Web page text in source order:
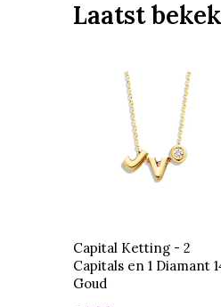
Laatst
Capital Ketting - 2
Capitals en 1 Diamant
Goud